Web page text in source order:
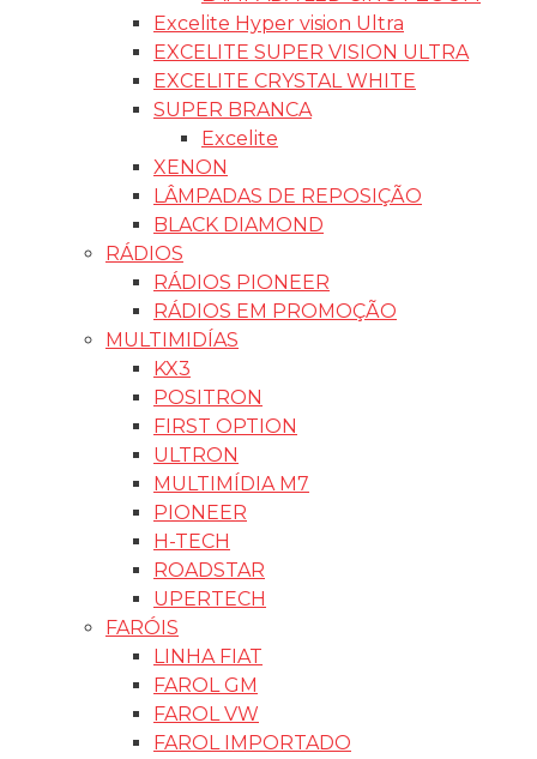
Excelite Hyper vision Ultra
EXCELITE SUPER VISION ULTRA
EXCELITE CRYSTAL WHITE
SUPER BRANCA
Excelite
XENON
LÂMPADAS DE REPOSIÇÃO
BLACK DIAMOND
RÁDIOS
RÁDIOS PIONEER
RÁDIOS EM PROMOÇÃO
MULTIMIDÍAS
KX3
POSITRON
FIRST OPTION
ULTRON
MULTIMÍDIA M7
PIONEER
H-TECH
ROADSTAR
UPERTECH
FARÓIS
LINHA FIAT
FAROL GM
FAROL VW
FAROL IMPORTADO